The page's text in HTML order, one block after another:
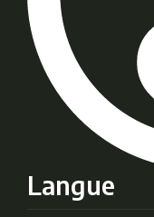
Langue